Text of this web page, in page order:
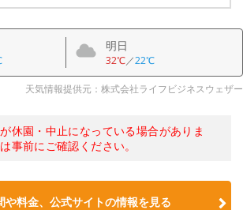
明日
32℃／22℃
天気情報提供元：株式会社ライフビジネスウェザー
休園・中止になっている場合がありま
事前にご確認ください。
や料金、公式サイトの情報を見る